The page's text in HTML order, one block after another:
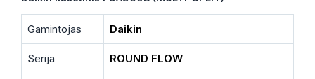
Gamintojas Daikin
Serija ROUND FLOW